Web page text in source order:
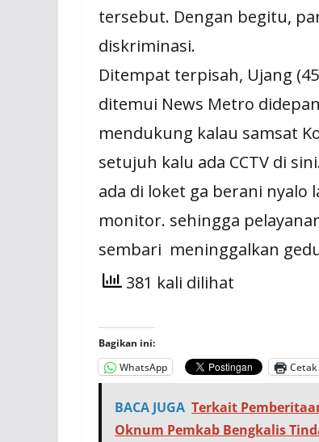
tersebut. Dengan begitu,
diskriminasi.
Ditempat terpisah, Ujang
ditemui News Metro
mendukung kalau samsat
setujuh kalu ada CCTV di
ada di loket ga berani nyalo
monitor. sehingga
sembari meninggalkan
381 kali dilihat
Bagikan ini:
WhatsApp
Cetak
BACA JUGA Terkait
Oknum Pemkab Bengkalis